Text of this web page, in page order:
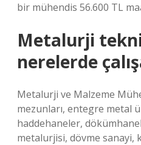
bir mühendis 56.600 TL
Metalurji
nerelerde
Metalurji ve Malzeme
mezunları, entegre metal
haddehaneler,
metalurjisi, dövme sanayi,